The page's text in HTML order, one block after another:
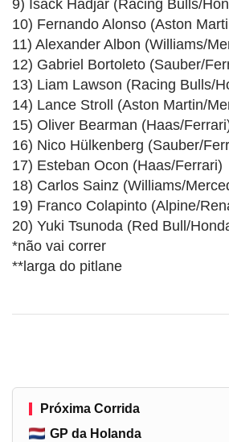
9) Isack Hadjar (Racing Bulls/
10) Fernando Alonso (Aston
11) Alexander Albon (Williams/
12) Gabriel Bortoleto (Sauber/
13) Liam Lawson (Racing Bulls/
14) Lance Stroll (Aston Martin/
15) Oliver Bearman (Haas/
16) Nico Hülkenberg (Sauber/
17) Esteban Ocon (Haas/Ferrari)
18) Carlos Sainz (Williams/
19) Franco Colapinto (Alpine/
20) Yuki Tsunoda (Red Bull/
*não vai correr
**larga do pitlane
Próxima Corrida
GP da Holanda